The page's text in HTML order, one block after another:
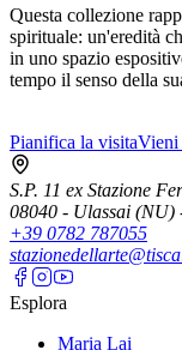
Questa collezione
spirituale: un'eredità
in uno spazio
tempo il senso della
Pianifica la visitaVieni
S.P. 11 ex Stazione
08040 - Ulassai (NU)
+39 0782 787055
Esplora
Maria Lai